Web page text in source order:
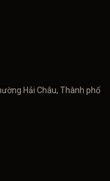
Hải Châu, Thành phố